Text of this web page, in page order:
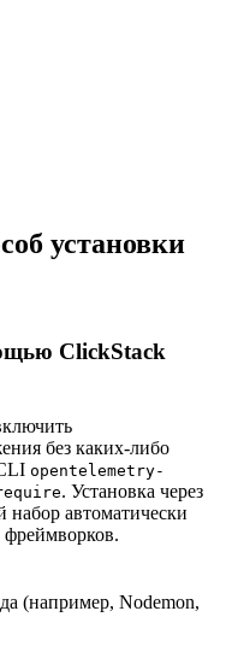
установки
ClickStack
без каких-либо
opentelemetry-
. Установка через
набор автоматически
(например, Nodemon,